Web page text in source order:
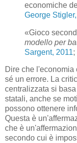
economiche
George
«Gioco
modello per
Sargent, 2011;
Dire che
sé un errore. La
centralizzata si
statali, anche se
possono ottenere
Questa è
che è
secondo cui è